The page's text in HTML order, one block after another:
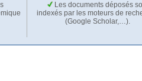
Les documents déposés
indexés par les moteurs de
(Google Scholar,…).